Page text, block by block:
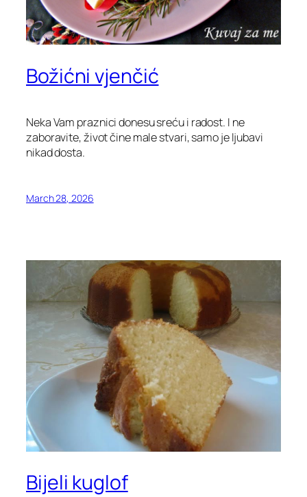
Božićni vjenčić
Neka Vam praznici donesu sreću i radost. I ne
zaboravite, život čine male stvari, samo je ljubavi
nikad dosta.
March 28, 2026
Bijeli kuglof